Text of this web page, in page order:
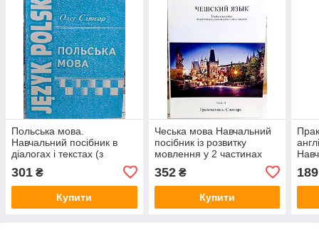
Польська мова.
Навчальний посібник в
діалогах і текстах (з
301 ₴
Купити
Чеська мова Навчальний
посібник із розвитку
мовлення у 2 частинах
352₴
Купити
189